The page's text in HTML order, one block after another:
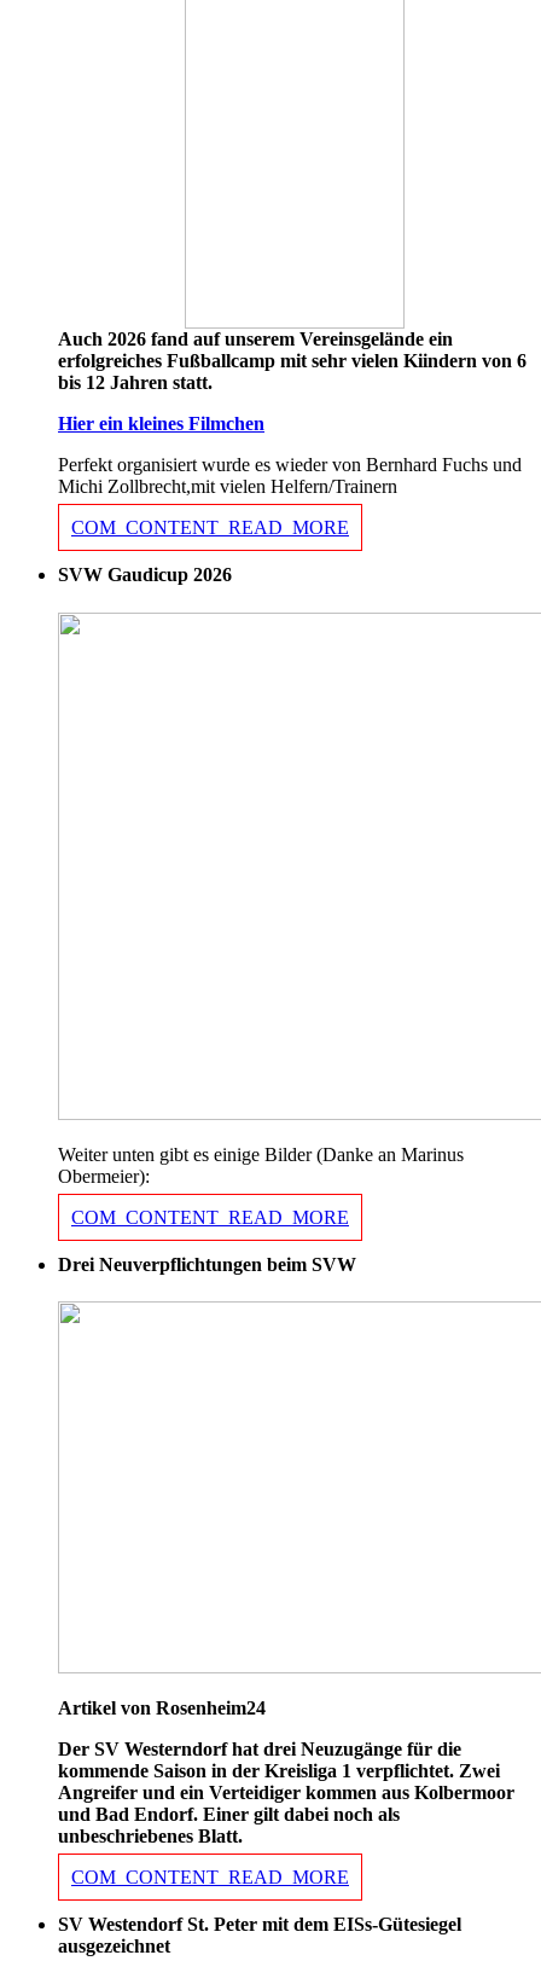
Auch 2026 fand auf unserem Vereinsgelände ein
erfolgreiches Fußballcamp mit sehr vielen Kiindern von 6
bis 12 Jahren statt.
Hier ein kleines Filmchen
Perfekt organisiert wurde es wieder von Bernhard Fuchs und
Michi Zollbrecht,mit vielen Helfern/Trainern
COM_CONTENT_READ_MORE
SVW Gaudicup 2026
Weiter unten gibt es einige Bilder (Danke an Marinus
Obermeier):
COM_CONTENT_READ_MORE
Drei Neuverpflichtungen beim SVW
Artikel von Rosenheim24
Der SV Westerndorf hat drei Neuzugänge für die
kommende Saison in der Kreisliga 1 verpflichtet. Zwei
Angreifer und ein Verteidiger kommen aus Kolbermoor
und Bad Endorf. Einer gilt dabei noch als
unbeschriebenes Blatt.
COM_CONTENT_READ_MORE
SV Westendorf St. Peter mit dem EISs-Gütesiegel
ausgezeichnet